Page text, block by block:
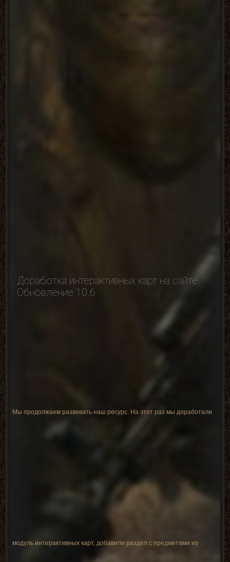
Доработка интерактивных карт на сайте.
Обновление 10.6
Мы продолжаем развивать наш ресурс. На этот раз мы доработали
модуль интерактивных карт, добавили раздел с предметами из